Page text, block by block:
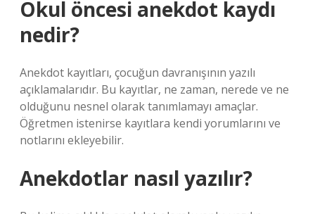
Okul öncesi anekdot kaydı
nedir?
Anekdot kayıtları, çocuğun davranışının yazılı
açıklamalarıdır. Bu kayıtlar, ne zaman, nerede ve ne
olduğunu nesnel olarak tanımlamayı amaçlar.
Öğretmen istenirse kayıtlara kendi yorumlarını ve
notlarını ekleyebilir.
Anekdotlar nasıl yazılır?